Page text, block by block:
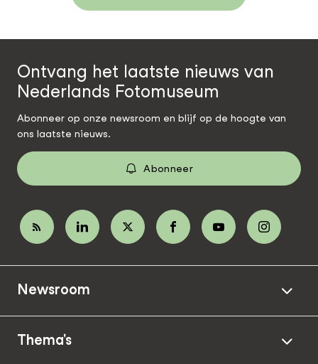
Ontvang het laatste nieuws van
Nederlands Fotomuseum
Abonneer op onze newsroom en blijf op de hoogte van
ons laatste nieuws.
Abonneer
Newsroom
Thema's